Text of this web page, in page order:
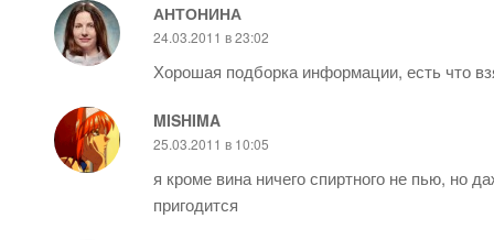
АНТОНИНА
24.03.2011 в 23:02
Хорошая подборка информации, есть что
MISHIMA
25.03.2011 в 10:05
я кроме вина ничего спиртного не пью, но
пригодится